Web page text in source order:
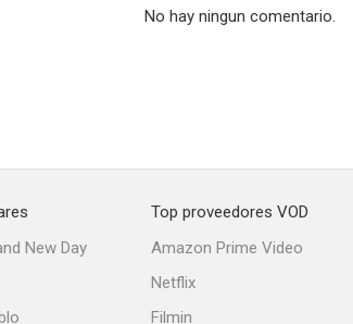
No hay ningun comentario.
New Day
Top proveedores VOD
Amazon Prime Video
Netflix
Filmin